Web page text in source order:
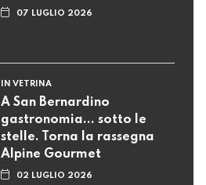
07 LUGLIO 2026
IN VETRINA
A San Bernardino
gastronomia... sotto le
stelle. Torna la rassegna
Alpine Gourmet
02 LUGLIO 2026